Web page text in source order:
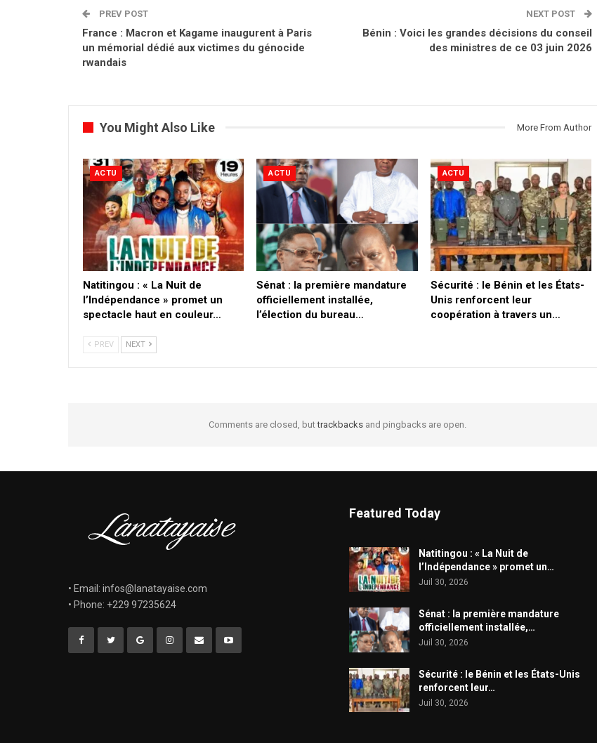
PREV POST
France : Macron et Kagame inaugurent à Paris
un mémorial dédié aux victimes du génocide
rwandais
NEXT POST
Bénin : Voici les grandes décisions du conseil
des ministres de ce 03 juin 2026
You Might Also Like More From Author
ACTU
​Natitingou : « La Nuit de
l’Indépendance » promet un
spectacle haut en couleur…
ACTU
Sénat : la première mandature
officiellement installée,
l’élection du bureau…
ACTU
Sécurité : le Bénin et les États-
Unis renforcent leur
coopération à travers un…
PREV NEXT
Comments are closed, buttrackbacksand pingbacks are open.
• Email: infos@lanatayaise.com
• Phone: +229 97235624
Featured Today
​Natitingou : « La Nuit de
l’Indépendance » promet un…
Juil 30, 2026
Sénat : la première mandature
officiellement installée,…
Juil 30, 2026
Sécurité : le Bénin et les États-Unis
renforcent leur…
Juil 30, 2026